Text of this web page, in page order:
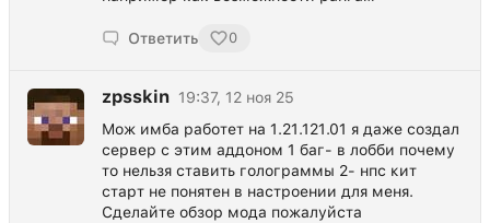
Ответить 0
zpsskin 19:37, 12 ноя 25
Мож имба работет на 1.21.121.01 я даже создал
сервер с этим аддоном 1 баг- в лобби почему
то нельзя ставить голограммы 2- нпс кит
старт не понятен в настроении для меня.
Сделайте обзор мода пожалуйста